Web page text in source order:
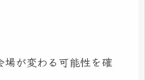
場が変わる可能性を確